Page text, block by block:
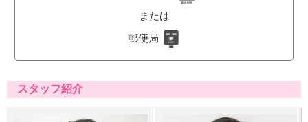
または
郵便局
スタッフ紹介